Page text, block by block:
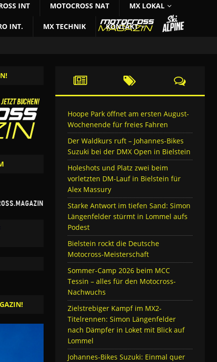
INT MOTOCROSS NAT MX LOKAL
INT. MX TECHNIK KONTAKT
Hoope Park öffnet am ersten August-
Wochenende für freies Fahren
Der Waldkurs ruft – Johannes-Bikes
Suzuki bei der DMX Open in Bielstein
Holeshots und Platz zwei beim
vorletzten DM-Lauf in Bielstein für
Alex Massury
Starke Antwort im tiefen Sand: Simon
Längenfelder stürmt in Lommel aufs
Podest
Bielstein rockt die Deutsche
Motocross-Meisterschaft
Sommer-Camp 2026 beim MCC
Tessin – alles für den Motocross-
Nachwuchs
Zielstrebiger Kampf im MX2-
Titelrennen: Simon Längenfelder
nach Dämpfer in Loket mit Blick auf
Lommel
Johannes-Bikes Suzuki: Einmal quer